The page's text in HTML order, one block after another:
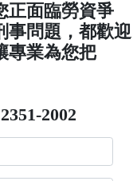
正面臨勞資爭
事問題，都歡迎
專業為您把
2002